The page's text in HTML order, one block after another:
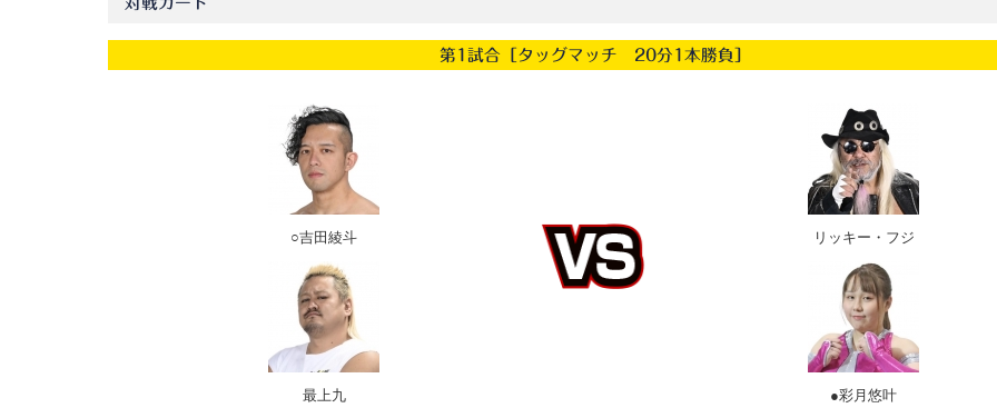
第1試合［タッグマッチ 20分1本勝負］
○吉田綾斗
最上九
リッキー・フジ
●彩月悠叶